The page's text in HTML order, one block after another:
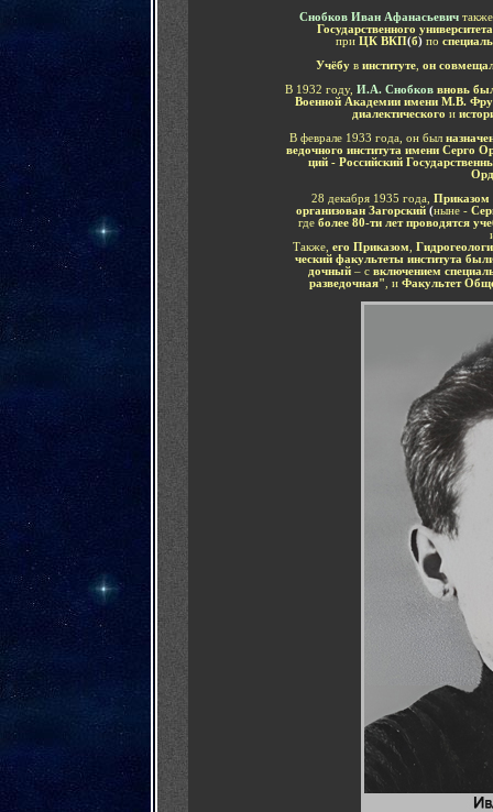
Снобков Иван Афанасьевич
Государственного университета
при ЦК ВКП(б) по
Учёбу в институте он
В 1932 году, И.А. Снобков вновь
Военной Академии имени М.В.
диалектического и
В феврале 1933 года, он был
ведочного института имени Серго
ций - Российский
28 декабря 1935 года, Приказом
организован Загорский(ныне -
где более 80-ти лет проводятся
Также, его Приказом
ческий факультеты института
дочный – с включением
разведочная" , и Факультет